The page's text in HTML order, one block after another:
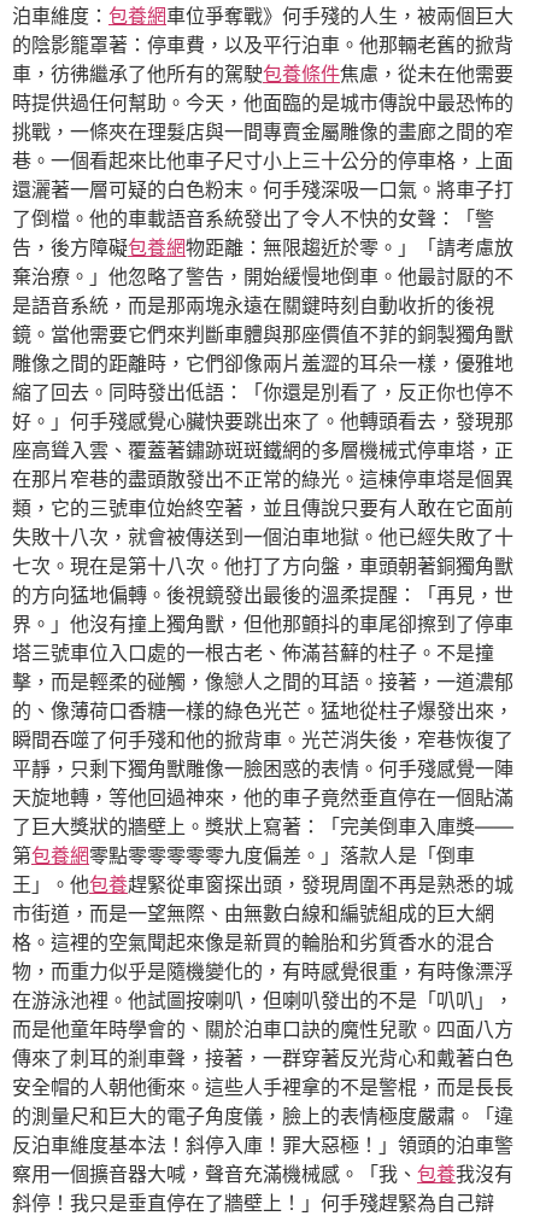
泊車維度： 包養網車位爭奪戰》何手殘的人生，被兩個巨大
的陰影籠罩著：停車費，以及平行泊車。他那輛老舊的掀背
車，彷彿繼承了他所有的駕駛包養條件焦慮，從未在他需要
時提供過任何幫助。今天，他面臨的是城市傳說中最恐怖的
挑戰，一條夾在理髮店與一間專賣金屬雕像的畫廊之間的窄
巷。一個看起來比他車子尺寸小上三十公分的停車格，上面
還灑著一層可疑的白色粉末。何手殘深吸一口氣。將車子打
了倒檔。他的車載語音系統發出了令人不快的女聲：「警
告，後方障礙包養網物距離：無限趨近於零。」「請考慮放
棄治療。」他忽略了警告，開始緩慢地倒車。他最討厭的不
是語音系統，而是那兩塊永遠在關鍵時刻自動收折的後視
鏡。當他需要它們來判斷車體與那座價值不菲的銅製獨角獸
雕像之間的距離時，它們卻像兩片羞澀的耳朵一樣，優雅地
縮了回去。同時發出低語：「你還是別看了，反正你也停不
好。」何手殘感覺心臟快要跳出來了。他轉頭看去，發現那
座高聳入雲、覆蓋著鏽跡斑斑鐵網的多層機械式停車塔，正
在那片窄巷的盡頭散發出不正常的綠光。這棟停車塔是個異
類，它的三號車位始終空著，並且傳說只要有人敢在它面前
失敗十八次，就會被傳送到一個泊車地獄。他已經失敗了十
七次。現在是第十八次。他打了方向盤，車頭朝著銅獨角獸
的方向猛地偏轉。後視鏡發出最後的溫柔提醒：「再見，世
界。」他沒有撞上獨角獸，但他那顫抖的車尾卻擦到了停車
塔三號車位入口處的一根古老、佈滿苔蘚的柱子。不是撞
擊，而是輕柔的碰觸，像戀人之間的耳語。接著，一道濃郁
的、像薄荷口香糖一樣的綠色光芒。猛地從柱子爆發出來，
瞬間吞噬了何手殘和他的掀背車。光芒消失後，窄巷恢復了
平靜，只剩下獨角獸雕像一臉困惑的表情。何手殘感覺一陣
天旋地轉，等他回過神來，他的車子竟然垂直停在一個貼滿
了巨大獎狀的牆壁上。獎狀上寫著：「完美倒車入庫獎——
第包養網零點零零零零零九度偏差。」落款人是「倒車
王」。他包養趕緊從車窗探出頭，發現周圍不再是熟悉的城
市街道，而是一望無際、由無數白線和編號組成的巨大網
格。這裡的空氣聞起來像是新買的輪胎和劣質香水的混合
物，而重力似乎是隨機變化的，有時感覺很重，有時像漂浮
在游泳池裡。他試圖按喇叭，但喇叭發出的不是「叭叭」，
而是他童年時學會的、關於泊車口訣的魔性兒歌。四面八方
傳來了刺耳的剎車聲，接著，一群穿著反光背心和戴著白色
安全帽的人朝他衝來。這些人手裡拿的不是警棍，而是長長
的測量尺和巨大的電子角度儀，臉上的表情極度嚴肅。「違
反泊車維度基本法！斜停入庫！罪大惡極！」領頭的泊車警
察用一個擴音器大喊，聲音充滿機械感。「我、 包養我沒有
斜停！我只是垂直停在了牆壁上！」何手殘趕緊為自己辯